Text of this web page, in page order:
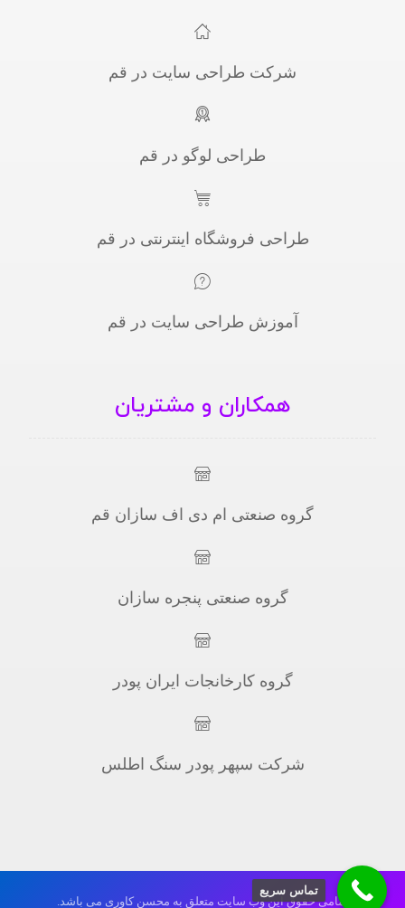
شرکت طراحی سایت در قم
طراحی لوگو در قم
طراحی فروشگاه اینترنتی در قم
آموزش طراحی سایت در قم
همکاران و مشتریان
گروه صنعتی ام دی اف سازان قم
گروه صنعتی پنجره سازان
گروه کارخانجات ایران پودر
شرکت سپهر پودر سنگ اطلس
تمامی حقوق این وب سایت متعلق به محسن کاوری می باشد.
تماس سریع